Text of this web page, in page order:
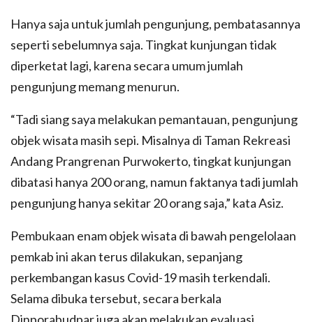
Hanya saja untuk jumlah pengunjung, pembatasannya
seperti sebelumnya saja. Tingkat kunjungan tidak
diperketat lagi, karena secara umum jumlah
pengunjung memang menurun.
“Tadi siang saya melakukan pemantauan, pengunjung
objek wisata masih sepi. Misalnya di Taman Rekreasi
Andang Prangrenan Purwokerto, tingkat kunjungan
dibatasi hanya 200 orang, namun faktanya tadi jumlah
pengunjung hanya sekitar 20 orang saja,” kata Asiz.
Pembukaan enam objek wisata di bawah pengelolaan
pemkab ini akan terus dilakukan, sepanjang
perkembangan kasus Covid-19 masih terkendali.
Selama dibuka tersebut, secara berkala